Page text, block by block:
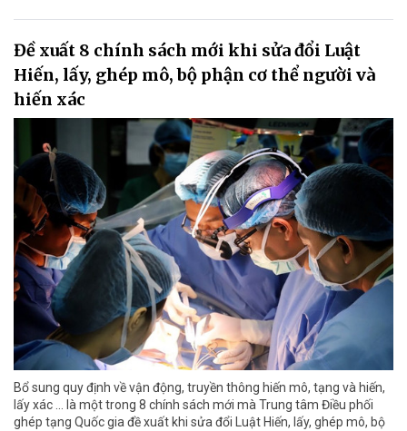
Đề xuất 8 chính sách mới khi sửa đổi Luật
Hiến, lấy, ghép mô, bộ phận cơ thể người và
hiến xác
Bổ sung quy định về vận động, truyền thông hiến mô, tạng và hiến,
lấy xác ... là một trong 8 chính sách mới mà Trung tâm Điều phối
ghép tạng Quốc gia đề xuất khi sửa đổi Luật Hiến, lấy, ghép mô, bộ